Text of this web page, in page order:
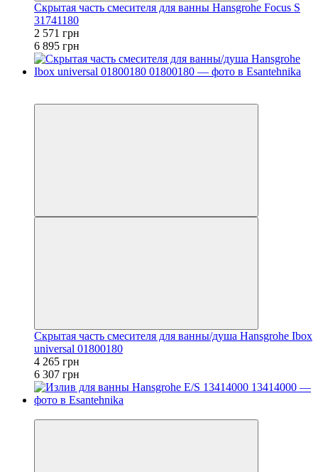
Скрытая часть смесителя для ванны Hansgrohe Focus S
31741180
2 571 грн
6 895 грн
Скрытая часть смесителя для ванны/душа Hansgrohe Ibox
universal 01800180
4 265 грн
6 307 грн